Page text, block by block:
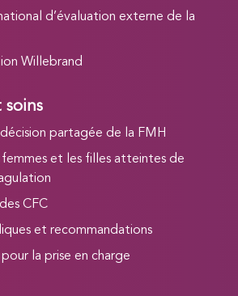
d’évaluation externe de la
Willebrand
soins
partagée de la FMH
femmes et les filles atteintes de
CFC
et recommandations
la prise en charge